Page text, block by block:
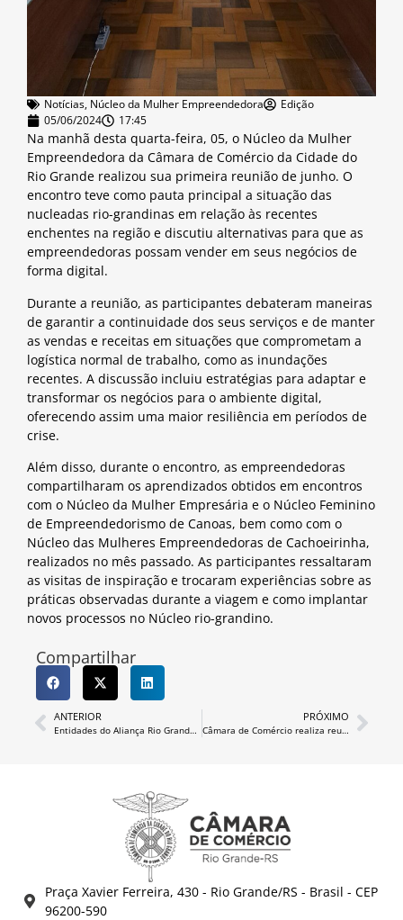
Notícias, Núcleo da Mulher Empreendedora
Edição
05/06/2024
17:45
Na manhã desta quarta-feira, 05, o Núcleo da Mulher
Empreendedora da Câmara de Comércio da Cidade do
Rio Grande realizou sua primeira reunião de junho. O
encontro teve como pauta principal a situação das
nucleadas rio-grandinas em relação às recentes
enchentes na região e discutiu alternativas para que as
empreendedoras possam vender em seus negócios de
forma digital.
Durante a reunião, as participantes debateram maneiras
de garantir a continuidade dos seus serviços e de manter
as vendas e receitas em situações que comprometam a
logística normal de trabalho, como as inundações
recentes. A discussão incluiu estratégias para adaptar e
transformar os negócios para o ambiente digital,
oferecendo assim uma maior resiliência em períodos de
crise.
Além disso, durante o encontro, as empreendedoras
compartilharam os aprendizados obtidos em encontros
com o Núcleo da Mulher Empresária e o Núcleo Feminino
de Empreendedorismo de Canoas, bem como com o
Núcleo das Mulheres Empreendedoras de Cachoeirinha,
realizados no mês passado. As participantes ressaltaram
as visitas de inspiração e trocaram experiências sobre as
práticas observadas durante a viagem e como implantar
novos processos no Núcleo rio-grandino.
Compartilhar
ANTERIOR
Entidades do Aliança Rio Grande estão promovendo uma ação conjunta para arrecadar recursos para a compra de donativos para a nossa comunidade atingida pelas cheias.
PRÓXIMO
Câmara de Comércio realiza reunião de Diretoria
Praça Xavier Ferreira, 430 - Rio Grande/RS - Brasil - CEP
96200-590